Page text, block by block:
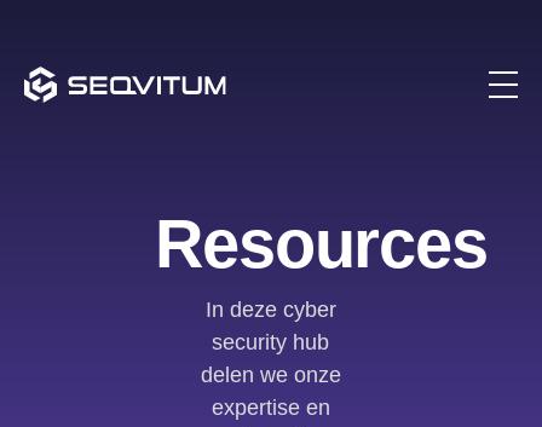
Resources
In deze cyber
security hub
delen we onze
expertise en